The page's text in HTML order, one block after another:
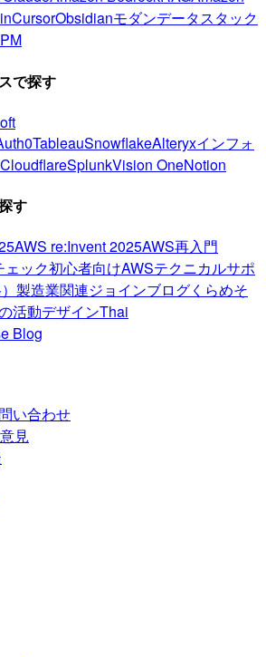
CursorObsidianモダンデータスタック
PM
で探す
TableauSnowflakeAlteryxインフォ
CloudflareSplunkVision OneNotion
す
AWS re:Invent 2025AWS再入門
ック初心者向けAWSテクニカルサポ
製造業関連ジョインブログくらめそ
活動デザインThai
Blog
い合わせ
見